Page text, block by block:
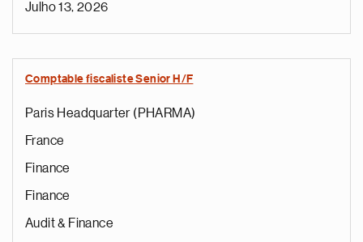
Julho 13, 2026
Comptable fiscaliste Senior H/F
Paris Headquarter (PHARMA)
France
Finance
Finance
Audit & Finance